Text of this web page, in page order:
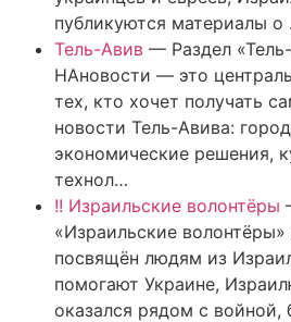
публикуются материалы о
Тель-Авив — Раздел
НАновости — это
тех, кто хочет получать
новости Тель-Авива:
экономические решения,
технол…
!! Израильские волонтёры
«Израильские
посвящён людям из
помогают Украине,
оказался рядом с войной,